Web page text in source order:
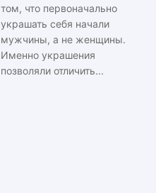
том, что первоначально
украшать себя начали
мужчины, а не женщины.
Именно украшения
позволяли отличить...